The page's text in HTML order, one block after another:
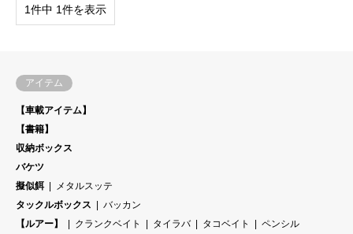
1件中 1件を表示
アイテム
【車載アイテム】
【書籍】
収納ボックス
バケツ
擬似餌
メタルスッテ
タックルボックス
バッカン
【ルアー】
クランクベイト タイラバ タコベイト
ペンシル